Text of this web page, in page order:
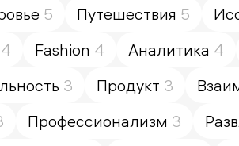
5 Путешествия 5
4 Fashion 4 Аналитика 4
3 Продукт 3
Профессионализм 3